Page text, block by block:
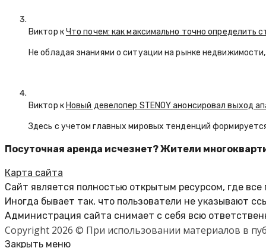
Виктор кЧто почем: как максимально точно определить
Не обладая знаниями о ситуации на рынке
Виктор кНовый девелопер STENOY анонсировал выход
Здесь с учетом главных мировых тенденций
Посуточная аренда исчезнет? Жители
Карта сайта
Сайт является полностью открытым ресурсом, где
Иногда бывает так, что пользователи не указывают
Администрация сайта снимает с себя всю
Copyright 2026 © При использовании материалов в
Закрыть меню